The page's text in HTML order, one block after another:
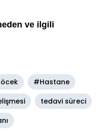
ve ilgili
#Hastane
tedavi süreci